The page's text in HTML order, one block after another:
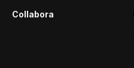
Collabora